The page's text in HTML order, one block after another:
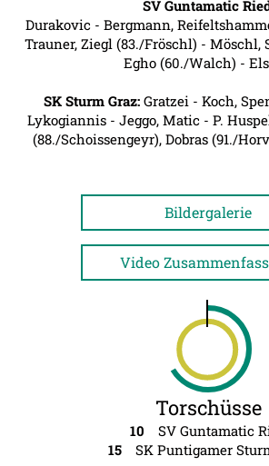
SV Guntamatic
Durakovic - Bergmann,
Trauner, Ziegl (83./Fröschl) - Möschl,
Egho (60./Walch) -
SK Sturm Graz: Gratzei - Koch,
Lykogiannis - Jeggo, Matic - P.
(88./Schoissengeyr), Dobras (91./
Bildergalerie
Video
Torschüsse
10
SV Guntamatic
15
SK Puntigamer